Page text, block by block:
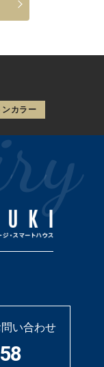
カラー
い合わせ